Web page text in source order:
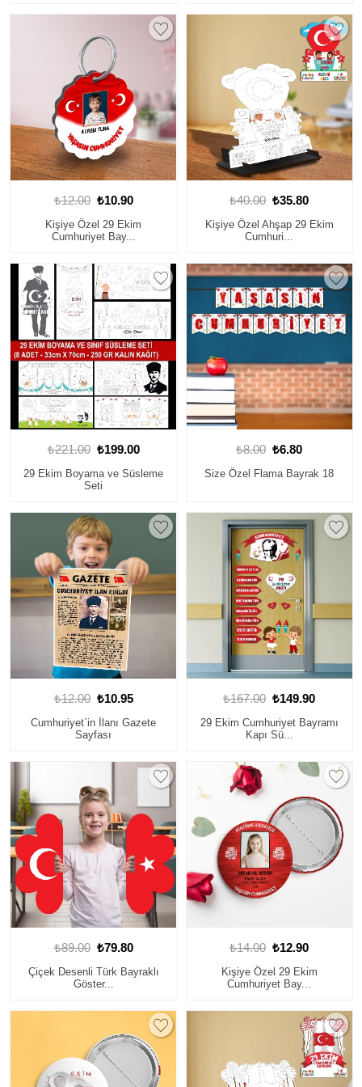
₺12.00 ₺10.90
Kişiye Özel 29 Ekim
Cumhuriyet Bay...
₺40.00 ₺35.80
Kişiye Özel Ahşap 29 Ekim
Cumhuri...
₺221.00 ₺199.00
29 Ekim Boyama ve Süsleme
Seti
₺8.00 ₺6.80
Size Özel Flama Bayrak 18
₺12.00 ₺10.95
Cumhuriyet`in İlanı Gazete
Sayfası
₺167.00 ₺149.90
29 Ekim Cumhuriyet Bayramı
Kapı Sü...
₺89.00 ₺79.80
Çiçek Desenli Türk Bayraklı
Göster...
₺14.00 ₺12.90
Kişiye Özel 29 Ekim
Cumhuriyet Bay...